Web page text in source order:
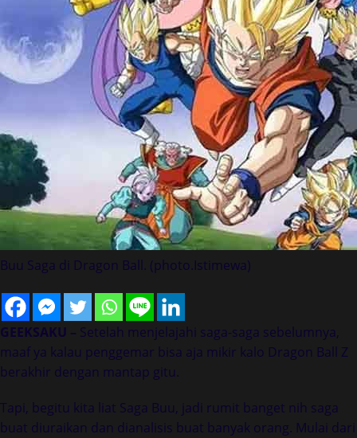
Buu Saga di Dragon Ball. (photo.Istimewa)
GEEKSAKU – Setelah menjelajahi saga-saga sebelumnya,
maaf ya kalau penggemar bisa aja mikir kalo Dragon Ball Z
berakhir dengan mantap gitu.
Tapi, begitu kita liat Saga Buu, jadi rumit banget nih saga
buat diuraikan dan dianalisis buat banyak orang. Mulai dari